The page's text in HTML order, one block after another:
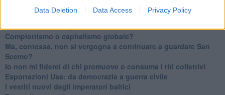
Data Deletion Data Access Privacy Policy
La religione è la cocaina dei potenti
Donald e Bibi confinati nell’isola di St James?
​Complottismo o capitalismo globale?
​Ma, contessa, non si vergogna a continuare a guardare San
Scemo?
​Io non mi fiderei di chi promuove o consuma i riti collettivi
Esportazioni Usa: da democrazia a guerra civile
​I vestiti nuovi degli imperatori baltici